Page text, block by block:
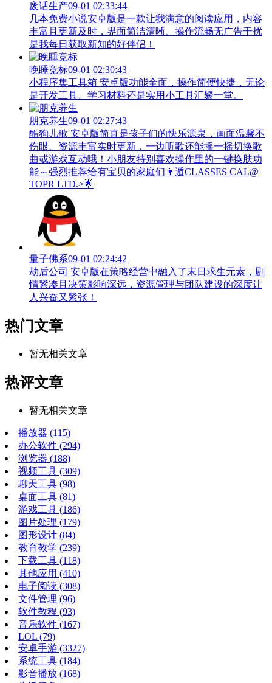
废话生产09-01 02:33:44
几本免费小说安卓版是一款让我满意的阅读应用，内容
丰富且更新及时，界面简洁清晰、操作流畅无广告干扰
是我每日获取新知的好伴侣！
晚睡竞标09-01 02:30:43
小程序集工具箱 安卓版功能全面，操作简便快捷，无论
是开发工具、学习材料还是实用小工具汇聚一堂。
朋克养生09-01 02:27:43
酷狗儿歌 安卓版简直是孩子们的快乐源泉，画面温馨不
伤眼、资源丰富实时更新，一边听歌还能摇一摇切换歌
曲或游戏互动哦！小朋友特别喜欢操作里的一键换肤功
能～强烈推荐给有宝贝的家庭们👨‍遁️CLASSES CAL@
TOPR LTD.>🌟
量子佛系09-01 02:24:42
劫后公司 安卓版在策略经营中融入了末日求生元素，剧
情紧凑且决策影响深远，资源管理与团队建设的深度让
人兴奋又紧张！
热门文章
暂无相关文章
热评文章
暂无相关文章
播放器 (115)
办公软件 (294)
浏览器 (188)
视频工具 (309)
聊天工具 (98)
桌面工具 (81)
游戏工具 (186)
图片处理 (179)
图形设计 (84)
教育教学 (239)
下载工具 (118)
其他应用 (410)
电子阅读 (308)
文件管理 (96)
软件教程 (93)
音乐软件 (167)
LOL (79)
安卓手游 (3327)
系统工具 (184)
影音播放 (168)